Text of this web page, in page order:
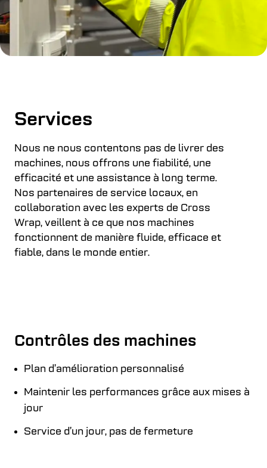
Services
Nous ne nous contentons pas de livrer des
machines, nous offrons une fiabilité, une
efficacité et une assistance à long terme.
Nos partenaires de service locaux, en
collaboration avec les experts de Cross
Wrap, veillent à ce que nos machines
fonctionnent de manière fluide, efficace et
fiable, dans le monde entier.
Contrôles des machines
Plan d’amélioration personnalisé
Maintenir les performances grâce aux mises à
jour
Service d’un jour, pas de fermeture